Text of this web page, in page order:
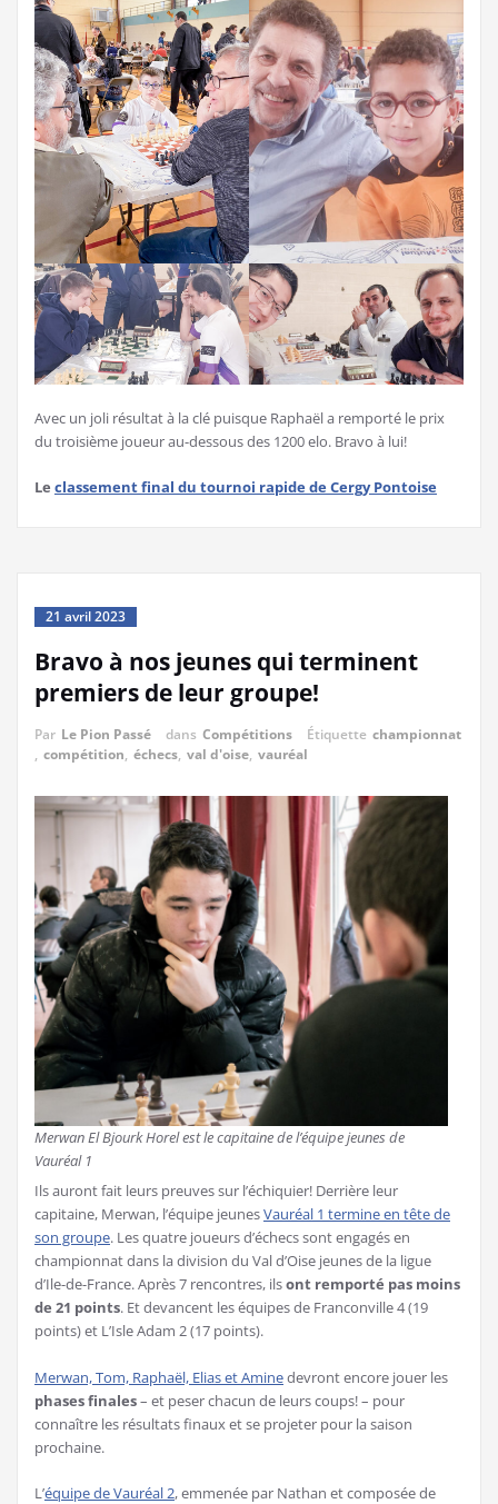
Avec un joli résultat à la clé puisque Raphaël a remporté le prix
du troisième joueur au-dessous des 1200 elo. Bravo à lui!
Le classement final du tournoi rapide de Cergy Pontoise
21 avril 2023
Bravo à nos jeunes qui terminent
premiers de leur groupe!
Par Le Pion Passé dans Compétitions Étiquette championnat
, compétition, échecs, val d'oise, vauréal
Merwan El Bjourk Horel est le capitaine de l’équipe jeunes de
Vauréal 1
Ils auront fait leurs preuves sur l’échiquier! Derrière leur
capitaine, Merwan, l’équipe jeunesVauréal 1 termine en tête de
son groupe. Les quatre joueurs d’échecs sont engagés en
championnat dans la division du Val d’Oise jeunes de la ligue
d’Ile-de-France. Après 7 rencontres, ilsont remporté pas moins
de 21 points. Et devancent les équipes de Franconville 4 (19
points) et L’Isle Adam 2 (17 points).
Merwan, Tom, Raphaël, Elias et Aminedevront encore jouer les
phases finales– et peser chacun de leurs coups! – pour
connaître les résultats finaux et se projeter pour la saison
prochaine.
L’équipe de Vauréal 2, emmenée par Nathan et composée de